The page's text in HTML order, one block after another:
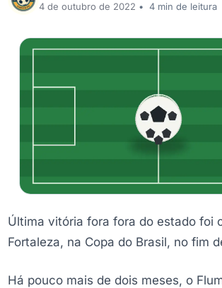
4 de outubro de 2022 • 4 min de leitura
Última vitória fora fora do estado foi
Fortaleza, na Copa do Brasil, no fim
Há pouco mais de dois meses, o